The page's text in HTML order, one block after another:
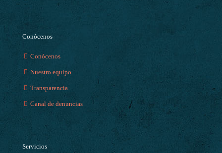
Conócenos
Conócenos
Nuestro equipo
Transparencia
Canal de denuncias
Servicios